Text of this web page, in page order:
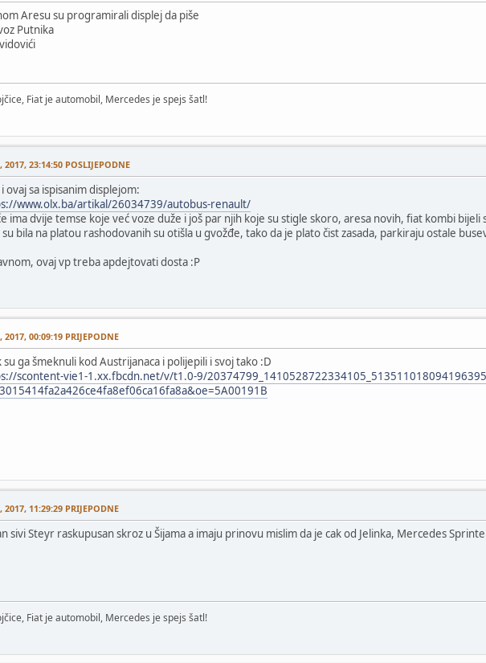
Aresu su programirali displej da piše
Putnika
Fiat je automobil, Mercedes je spejs šatl!
2017, 23:14:50 POSLIJEPODNE
ovaj sa ispisanim displejom:
www.olx.ba/artikal/26034739/autobus-renault/
ima dvije temse koje već voze duže i još par njih koje su stigle skoro, aresa novih, fiat kombi bijeli
su bila na platou rashodovanih su otišla u gvožđe, tako da je plato čist zasada, parkiraju ostale
ovaj vp treba apdejtovati dosta :P
2017, 00:09:19 PRIJEPODNE
su ga šmeknuli kod Austrijanaca i polijepili i svoj tako :D
scontent-vie1-1.xx.fbcdn.net/v/t1.0-9/
2017, 11:29:29 PRIJEPODNE
sivi Steyr raskupusan skroz u Šijama a imaju prinovu mislim da je cak od Jelinka, Mercedes
Fiat je automobil, Mercedes je spejs šatl!